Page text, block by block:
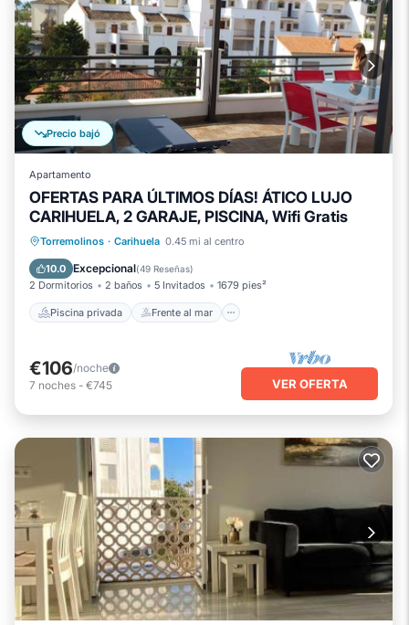
Precio bajó
Apartamento
OFERTAS PARA ÚLTIMOS DÍAS! ÁTICO LUJO
CARIHUELA, 2 GARAJE, PISCINA, Wifi Gratis
Torremolinos · Carihuela 0.45 mi al centro
10.0 Excepcional(49 Reseñas)
2 Dormitorios 2 baños 5 Invitados 1679 pies²
Piscina privada Frente al mar
Piscina privada
Frente al mar
Chimenea/Calefacción
€106/noche
7 noches - €745 VER OFERTA